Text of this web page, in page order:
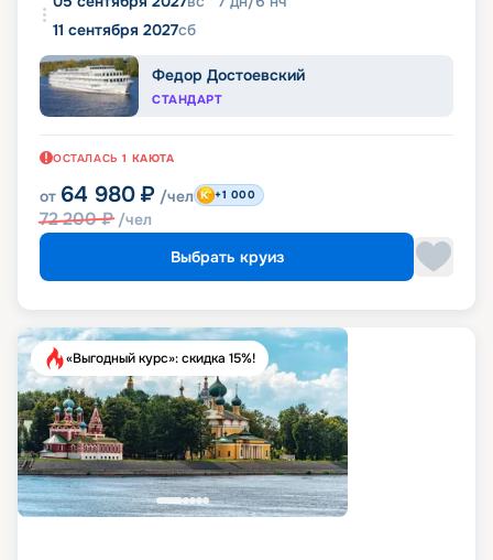
11 сентября 2027сб
Федор Достоевский
СТАНДАРТ
ОСТАЛАСЬ 1 КАЮТА
от 64 980 ₽ /чел
72 200₽ /чел
+1 000
Выбрать круиз
«Выгодный курс»: скидка 15%!